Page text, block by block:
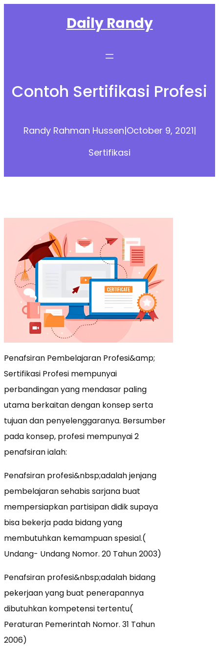
Daily Randy
Contoh Sertifikasi Profesi
Randy Rahman Hussen|October 9, 2021|
Sertifikasi
Penafsiran Pembelajaran Profesi&amp;
Sertifikasi Profesi mempunyai
perbandingan yang mendasar paling
utama berkaitan dengan konsep serta
tujuan dan penyelenggaranya. Bersumber
pada konsep, profesi mempunyai 2
penafsiran ialah:
Penafsiran profesi&nbsp;adalah jenjang
pembelajaran sehabis sarjana buat
mempersiapkan partisipan didik supaya
bisa bekerja pada bidang yang
membutuhkan kemampuan spesial.(
Undang- Undang Nomor. 20 Tahun 2003)
Penafsiran profesi&nbsp;adalah bidang
pekerjaan yang buat penerapannya
dibutuhkan kompetensi tertentu(
Peraturan Pemerintah Nomor. 31 Tahun
2006)